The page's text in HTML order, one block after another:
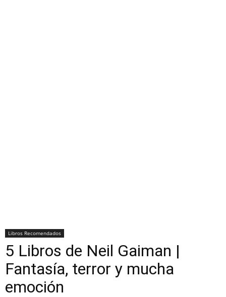
Libros Recomendados
5 Libros de Neil Gaiman |
Fantasía, terror y mucha
emoción